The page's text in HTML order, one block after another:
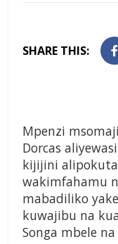
SHARE THIS:
Mpenzi
Dorcas
kijijini
wakimfahamu
mabadiliko
kuwajibu na
Songa mbele